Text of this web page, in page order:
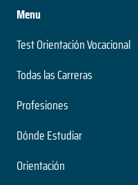
Menu
Test Orientación Vocacional
Todas las Carreras
Profesiones
Dónde Estudiar
Orientación